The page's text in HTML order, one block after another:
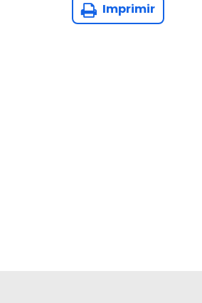
Imprimir